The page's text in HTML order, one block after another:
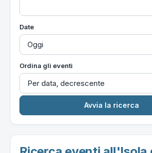
Date
Ordina gli eventi